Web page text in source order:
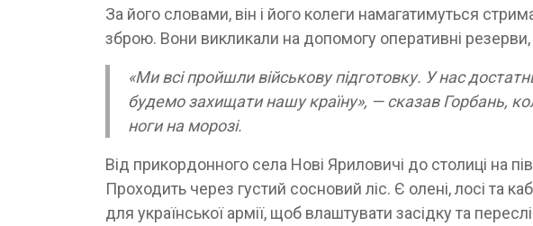
За його словами, він і його колеги намагатимуться
зброю. Вони викликали на допомогу оперативні
«Ми всі пройшли військову підготовку. У нас
будемо захищати нашу країну», — сказав Горбань,
ноги на морозі.
Від прикордонного села Нові Яриловичі до столиці на
Проходить через густий сосновий ліс. Є олені, лосі та
для української армії, щоб влаштувати засідку та